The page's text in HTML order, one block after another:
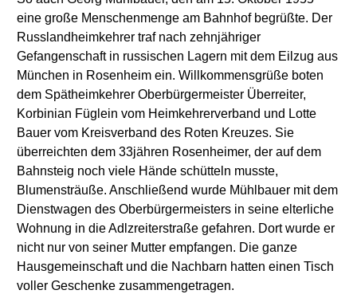
eine große Menschenmenge am Bahnhof begrüßte. Der
Russlandheimkehrer traf nach zehnjähriger
Gefangenschaft in russischen Lagern mit dem Eilzug aus
München in Rosenheim ein. Willkommensgrüße boten
dem Spätheimkehrer Oberbürgermeister Überreiter,
Korbinian Füglein vom Heimkehrerverband und Lotte
Bauer vom Kreisverband des Roten Kreuzes. Sie
überreichten dem 33jähren Rosenheimer, der auf dem
Bahnsteig noch viele Hände schütteln musste,
Blumensträuße. Anschließend wurde Mühlbauer mit dem
Dienstwagen des Oberbürgermeisters in seine elterliche
Wohnung in die Adlzreiterstraße gefahren. Dort wurde er
nicht nur von seiner Mutter empfangen. Die ganze
Hausgemeinschaft und die Nachbarn hatten einen Tisch
voller Geschenke zusammengetragen.